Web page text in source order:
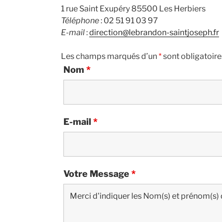
1 rue Saint Exupéry 85500 Les Herbiers
Téléphone: 02 51 91 03 97
E-mail:direction@lebrandon-saintjoseph.fr
Les champs marqués d’un*sont
Nom*
E-mail*
Votre Message*